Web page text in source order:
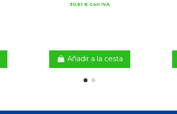
30,61 € Con IVA
Añadir a la cesta